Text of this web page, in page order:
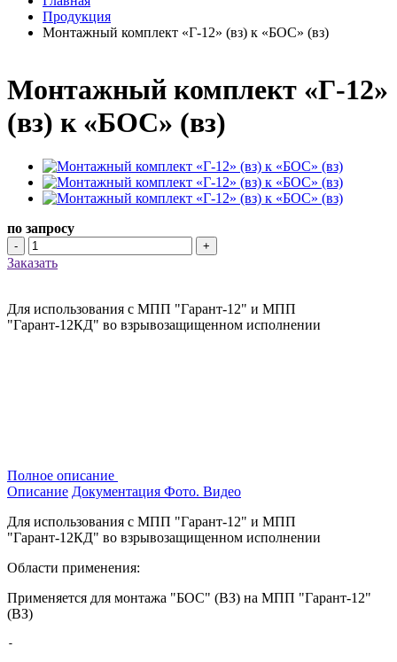
Продукция
Монтажный комплект «Г-12» (вз) к «БОС» (вз)
Монтажный комплект «Г-12»
(вз) к «БОС» (вз)
по запросу
- +
Заказать
Для использования с МПП "Гарант-12" и МПП
"Гарант-12КД" во взрывозащищенном исполнении
Полное описание
Описание Документация Фото. Видео
Для использования с МПП "Гарант-12" и МПП
"Гарант-12КД" во взрывозащищенном исполнении
Области применения:
Применяется для монтажа "БОС" (ВЗ) на МПП "Гарант-12"
(ВЗ)
-